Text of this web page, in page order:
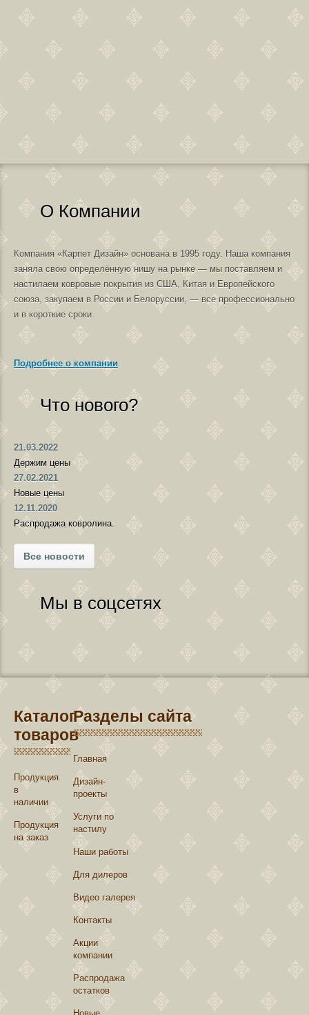
О Компании
Компания «Карпет Дизайн» основана в 1995 году. Наша компания
заняла свою определённую нишу на рынке — мы поставляем и
настилаем ковровые покрытия из США, Китая и Европейского
союза, закупаем в России и Белоруссии, — все профессионально
и в короткие сроки.
Подробнее о компании
Что нового?
21.03.2022
Держим цены
27.02.2021
Новые цены
12.11.2020
Распродажа ковролина.
Все новости
Мы в соцсетях
Каталог
товаров
Продукция
в
наличии
Продукция
на заказ
Разделы сайта
Главная
Дизайн-
проекты
Услуги по
настилу
Наши работы
Для дилеров
Видео галерея
Контакты
Акции
компании
Распродажа
остатков